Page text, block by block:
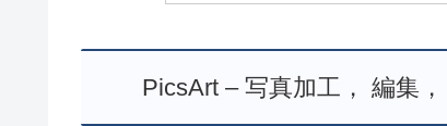
PicsArt – 写真加工， 編集